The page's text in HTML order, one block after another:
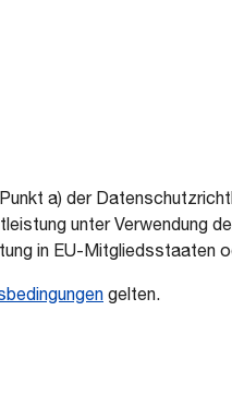
a) der
unter Verwendung
in EU-Mitgliedsstaaten
gelten.